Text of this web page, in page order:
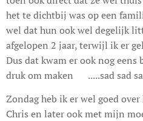
het te dichtbij was op een
wel dat hun ook wel degelijk
afgelopen 2 jaar, terwijl ik er
Dus dat kwam er ook nog
druk om maken ☹.....sad sad
Zondag heb ik er wel goed
Chris en later ook met mijn